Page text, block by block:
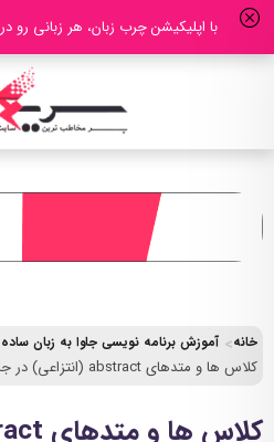
با اپلیکیشن چرب زبان، هر زبانی رو در 80 روز ... قورت بده (دانلود)
خانه آموزش برنامه نویسی جاوا به زبان ساده
کلاس ها و متدهای abstract (انتزاعی) در جاوا